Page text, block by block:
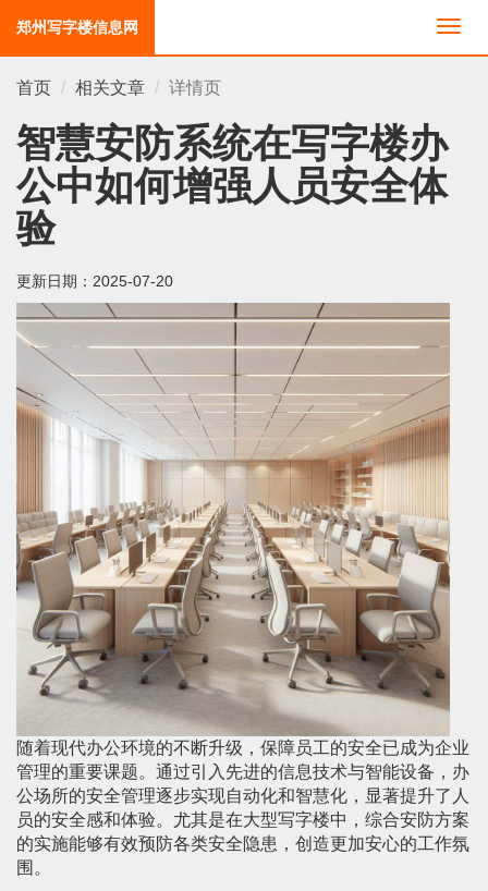
切
换
郑州写字楼信息网
首页 相关文章 详情页
智慧安防系统在写字楼办
公中如何增强人员安全体
验
更新日期： 2025-07-20
随着现代办公环境的不断升级，保障员工的安全已成为企业
管理的重要课题。通过引入先进的信息技术与智能设备，办
公场所的安全管理逐步实现自动化和智慧化，显著提升了人
员的安全感和体验。尤其是在大型写字楼中，综合安防方案
的实施能够有效预防各类安全隐患，创造更加安心的工作氛
围。